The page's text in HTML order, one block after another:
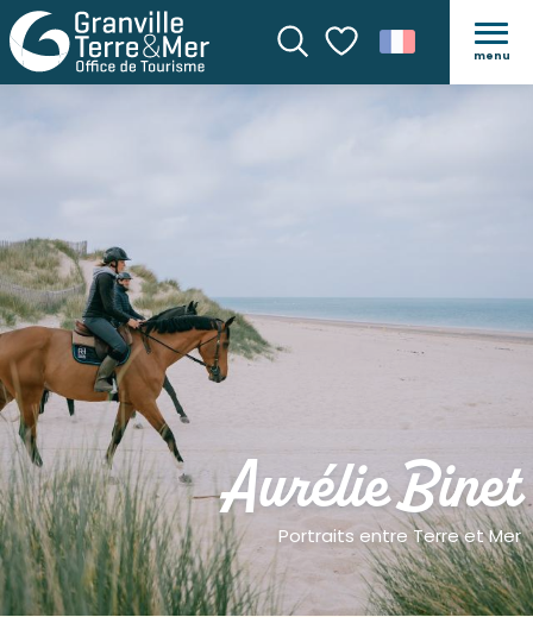
Recherche
Voir les favoris
menu
Aurélie Binet
Portraits entre Terre et Mer